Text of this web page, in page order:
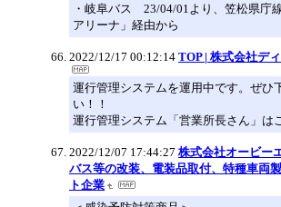
・岐阜バス 23/04/01より、笠松県庁
アリーナ」経由から
2022/12/17 00:12:14 TOP | 株式会社デ
運行管理システムを運用中です。ぜひ
い！！
運行管理システム「営業所長さん」は
2022/12/07 17:44:27 株式会社オービー
バス等の改装、電装品取付、特種車両
ト企業